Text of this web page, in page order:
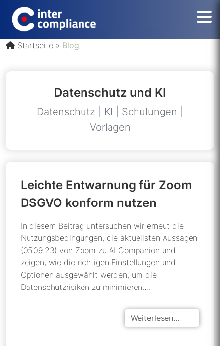
Startseite » Blog
Datenschutz und KI
Datenschutz | KI | Schulungen |
Vorlagen
Leichte Entwarnung für Zoom
DSGVO konform nutzen
In diesem Beitrag untersuchen wir erneut die
Nutzungsbedingungen, die aktuellsten Aussagen
(05.09.23) von Zoom zu AI Companion und
zeigen, wie die richtigen Einstellungen und
Optionen ausgewählt werden, um die
Datenschutzrisiken zu minimieren….
Weiterlesen…